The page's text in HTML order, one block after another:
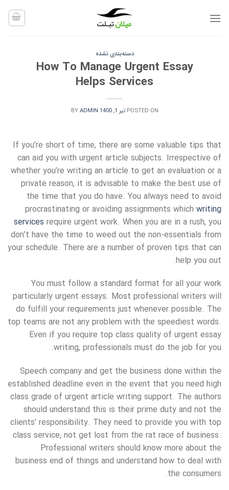
دسته‌بندی نشده
How To Manage Urgent Essay
Helps Services
POSTED ON تیر 1, 1400 BYADMIN
If you’re short of time, there are some valuable tips that
can aid you with urgent article subjects. Irrespective of
whether you’re writing an article to get an evaluation or a
private reason, it is advisable to make the best use of
the time that you do have. You always need to avoid
procrastinating or avoiding assignments which writing
services require urgent work. When you are in a rush, you
don’t have the time to weed out the non-essentials from
your schedule. There are a number of proven tips that can
help you out.
You must follow a standard format for all your work
particularly urgent essays. Most professional writers will
do fulfill your requirements just whenever possible. The
top teams are not any problem with the speediest words.
Even if you require top class quality of urgent essay
writing, professionals must do the job for you.
Speech company and get the business done within the
established deadline even in the event that you need high
class grade of urgent article writing support. The authors
should understand this is their prime duty and not the
clients’ responsibility. They need to provide you with top
class service, not get lost from the rat race of business.
Professional writers should know more about the
business end of things and understand how to deal with
the consumers.